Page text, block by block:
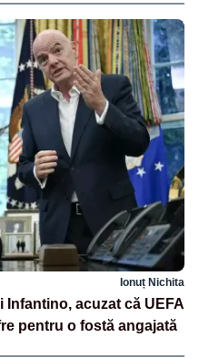
Ionuț Nichita
Infantino, acuzat că UEFA
pentru o fostă angajată